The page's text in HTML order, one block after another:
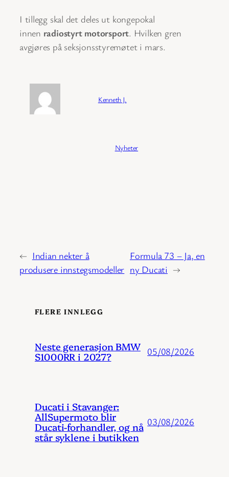
I tillegg skal det deles ut kongepokal
innen radiostyrt motorsport. Hvilken gren
avgjøres på seksjonsstyremøtet i mars.
Kenneth J.
Nyheter
← Indian nekter å
produsere innstegsmodeller
Formula 73 – Ja, en
ny Ducati →
FLERE INNLEGG
Neste generasjon BMW
S1000RR i 2027? 05/08/2026
Ducati i Stavanger:
AllSupermoto blir
Ducati-forhandler, og nå
står syklene i butikken
03/08/2026